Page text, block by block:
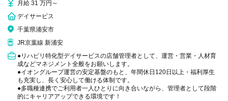
月給 31 万円～
デイサービス
千葉県浦安市
JR京葉線 新浦安
●リハビリ特化型デイサービスの店舗管理者として、運営・営業・人材育
成などマネジメント全般をお願いします。
●イオングループ運営の安定基盤のもと、年間休日120日以上・福利厚生
も充実し、長く安心して働ける体制です。
●多職種連携でご利用者一人ひとりに向き合いながら、管理者として段階
的にキャリアアップできる環境です！